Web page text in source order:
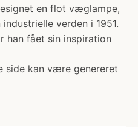
en flot væglampe,
verden i 1951.
han fået sin inspiration
side kan være genereret